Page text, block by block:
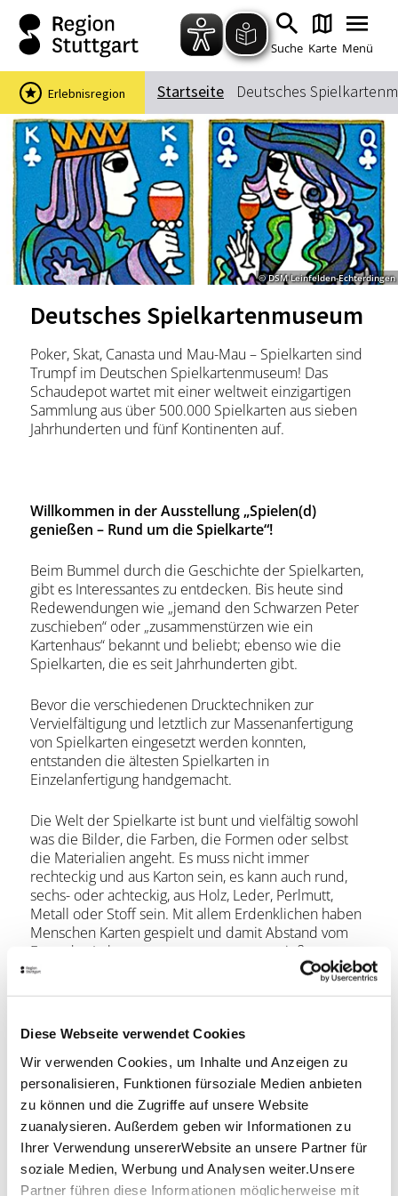
Diese Webseite verwendet Cookies
Wir verwenden Cookies, um Inhalte und Anzeigen zu
personalisieren, Funktionen fürsoziale Medien anbieten
zu können und die Zugriffe auf unsere Website
zuanalysieren. Außerdem geben wir Informationen zu
Ihrer Verwendung unsererWebsite an unsere Partner für
soziale Medien, Werbung und Analysen weiter.Unsere
Partner führen diese Informationen möglicherweise mit
Zum Hauptinhalt springen
Zur Suche springen
Zur Hauptnavigation
Zum Footer springen
Suche Karte Menü
Suchbegriff
Das könnte Sie interessieren
Stadtführungen
Events & Tickets
Ausflugsziele
Erlebnisse
Wein
Radfahren
Wandern
Startseite Deutsches
Erlebnisregion
© DSM Leinfelden-Echterdingen
Deutsches Spielkartenmuseum
Poker, Skat, Canasta und Mau-Mau – Spielkarten sind
Trumpf im Deutschen Spielkartenmuseum! Das
Schaudepot wartet mit einer weltweit einzigartigen
Sammlung aus über 500.000 Spielkarten aus sieben
Jahrhunderten und fünf Kontinenten auf.
Willkommen in der Ausstellung „Spielen(d)
genießen – Rund um die Spielkarte“!
Beim Bummel durch die Geschichte der Spielkarten,
gibt es Interessantes zu entdecken. Bis heute sind
Redewendungen wie „jemand den Schwarzen Peter
zuschieben“ oder „zusammenstürzen wie ein
Kartenhaus“ bekannt und beliebt; ebenso wie die
Spielkarten, die es seit Jahrhunderten gibt.
Bevor die verschiedenen Drucktechniken zur
Vervielfältigung und letztlich zur Massenanfertigung
von Spielkarten eingesetzt werden konnten,
entstanden die ältesten Spielkarten in
Einzelanfertigung handgemacht.
Die Welt der Spielkarte ist bunt und vielfältig sowohl
was die Bilder, die Farben, die Formen oder selbst
die Materialien angeht. Es muss nicht immer
rechteckig und aus Karton sein, es kann auch rund,
sechs- oder achteckig, aus Holz, Leder, Perlmutt,
Metall oder Stoff sein. Mit allem Erdenklichen haben
Menschen Karten gespielt und damit Abstand vom
Ernst des Lebens genommen, um zu genießen.
Viel Freude in der Ausstellung!
Öffnungszeiten
Mittwoch
14.00 Uhr - 17.00 Uhr
Lage & Kontakt
Deutsches Spielkarten Museum
Schönbuchstraße 32